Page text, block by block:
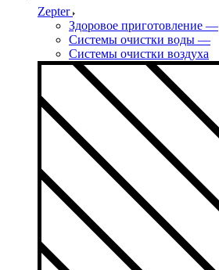
Zepter
Здоровое приготовление —
Системы очистки воды —
Системы очистки воздуха